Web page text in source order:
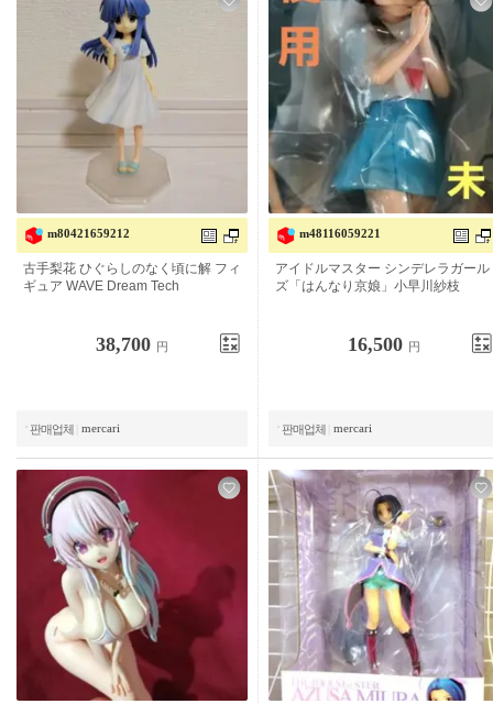
m80421659212
古手 이화 히구라시가 없을 때 해 피규
어 WAVE Dream Tech
38,700 円
판매업체 mercari
m48116059221
아이돌 마스터 신데렐라 걸스 「하나
리 교무」 코바야카와 사에
16,500 円
판매업체 mercari